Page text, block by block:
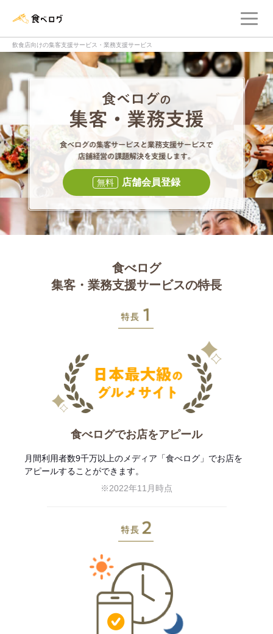
飲食店向けの集客支援サービス・業務支援サービス
食べログの集客
食べログの集
無料 店舗会員登録
食べログ
集客・業務支援サービスの特長
食べログでお店をアピール
月間利用者数9千万以上のメディア「食べログ」でお店を
アピールすることができます。
※2022年11月時点